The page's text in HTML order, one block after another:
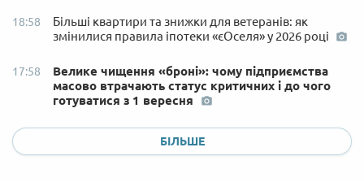
18:58
Більші квартири та знижки для ветеранів: як
змінилися правила іпотеки «єОселя» у 2026 році
17:58
Велике чищення «броні»: чому підприємства
масово втрачають статус критичних і до чого
готуватися з 1 вересня
БІЛЬШЕ